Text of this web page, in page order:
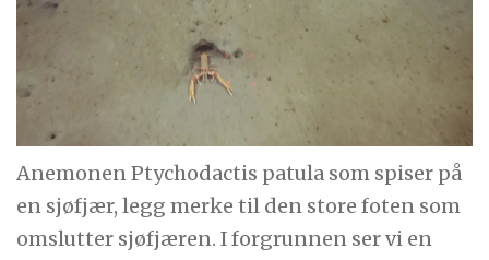
Anemonen Ptychodactis patula som spiser på
en sjøfjær, legg merke til den store foten som
omslutter sjøfjæren. I forgrunnen ser vi en